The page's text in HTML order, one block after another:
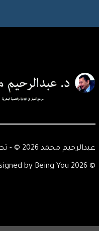
عبدالرحيم محمد 2026 © - تصميم Being You
© 2026 Abdelrahim Mohamed - Designed by Being You